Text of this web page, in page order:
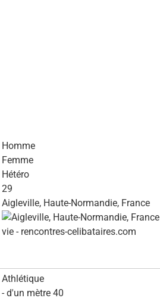
Homme
Femme
Hétéro
29
Aigleville, Haute-Normandie, France
Athlétique
- d'un mètre 40